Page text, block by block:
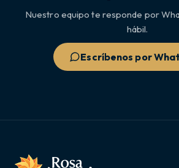
Nuestro equipo te responde por
hábil.
Escríbenos por